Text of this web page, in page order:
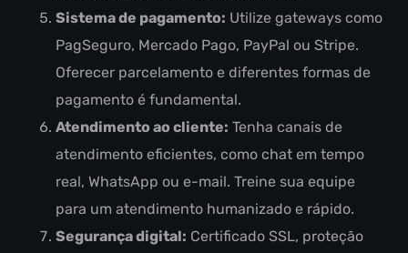
Sistema de pagamento: Utilize gateways como
PagSeguro, Mercado Pago, PayPal ou Stripe.
Oferecer parcelamento e diferentes formas de
pagamento é fundamental.
Atendimento ao cliente: Tenha canais de
atendimento eficientes, como chat em tempo
real, WhatsApp ou e-mail. Treine sua equipe
para um atendimento humanizado e rápido.
Segurança digital: Certificado SSL, proteção